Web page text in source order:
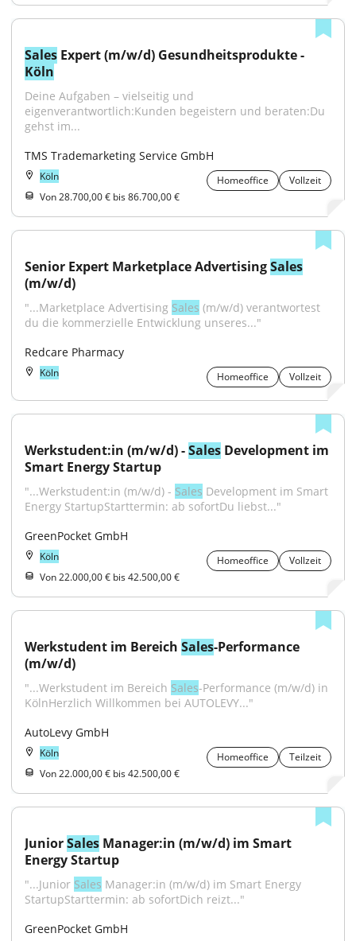
Sales
Köln
Deine Aufgaben – vielseitig und
eigenverantwortlich:Kunden begeistern und beraten:Du
gehst im...
TMS Trademarketing Service GmbH
Köln Homeoffice
Vollzeit
Von 28.700,00 € bis 86.700,00 €
Senior Expert Marketplace Advertising Sales
(m/w/d)
"...Marketplace Advertising Sales (m/w/d) verantwortest
du die kommerzielle Entwicklung unseres..."
Redcare Pharmacy
Köln Homeoffice Vollzeit
Werkstudent:in (m/w/d) - Sales Development im
Smart Energy Startup
"...Werkstudent:in (m/w/d) - Sales Development im Smart
Energy StartupStarttermin: ab sofortDu liebst..."
GreenPocket GmbH
Köln Homeoffice
Vollzeit
Von 22.000,00 € bis 42.500,00 €
Werkstudent im Bereich Sales-Performance
(m/w/d)
"...Werkstudent im Bereich Sales-Performance (m/w/d) in
KölnHerzlich Willkommen bei AUTOLEVY..."
AutoLevy GmbH
Köln Homeoffice
Teilzeit
Von 22.000,00 € bis 42.500,00 €
Junior Sales Manager:in (m/w/d) im Smart
Energy Startup
"...Junior Sales Manager:in (m/w/d) im Smart Energy
StartupStarttermin: ab sofortDich reizt..."
GreenPocket GmbH